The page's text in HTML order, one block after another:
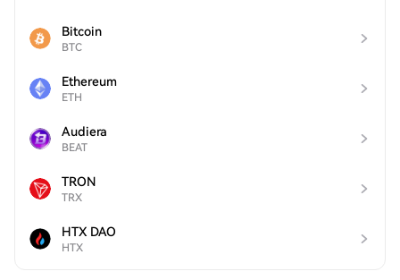
Bitcoin
BTC
Ethereum
ETH
Audiera
BEAT
TRON
TRX
HTX DAO
HTX